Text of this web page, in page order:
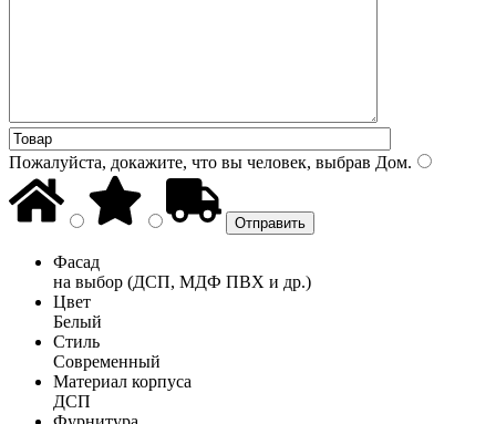
Пожалуйста, докажите, что вы человек, выбрав Дом.
Фасад
на выбор (ДСП, МДФ ПВХ и др.)
Цвет
Белый
Стиль
Современный
Материал корпуса
ДСП